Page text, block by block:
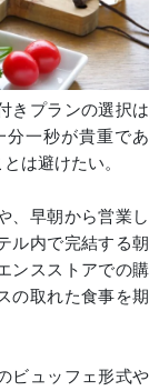
きプランの選択は
分一秒が貴重であ
は避けたい。
、早朝から営業し
ル内で完結する朝
ンスストアでの購
の取れた食事を期
ビュッフェ形式や